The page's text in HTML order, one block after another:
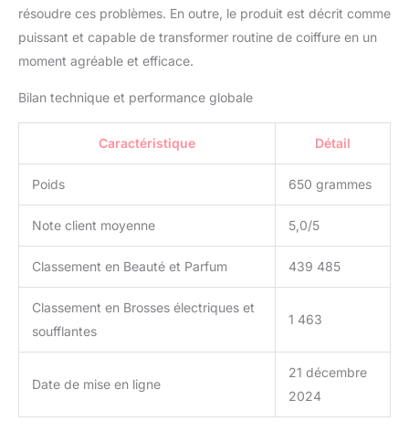
à cheveux Air répond à
tous vos besoins de
température et 3 vitesses
bouton pendant 3
secondes pour allumer.
➤ 1:Basse température -
Idéal pour les cheveux
particulièrement adapté
(75℃) - Parfait pour les
coiffage. ➤ 3:Haute
Pour cheveux mouillés,
épais ou bouclés, idéal
pour l'hiver, sèche les
résoudre ces problèmes. En outre, le produit est décrit comme
puissant et capable de transformer routine de coiffure en un
moment agréable et efficace.
Bilan technique et performance globale
Caractéristique Détail
Poids 650 grammes
Note client moyenne 5,0/5
Classement en Beauté et Parfum 439 485
Classement en Brosses électriques et
soufflantes
1 463
Date de mise en ligne
21 décembre
2024